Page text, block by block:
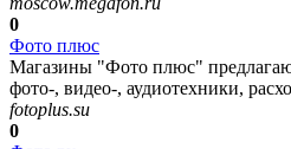
0
Фото плюс
Магазины "Фото плюс"
фото-, видео-, аудиотехники,
fotoplus.su
0